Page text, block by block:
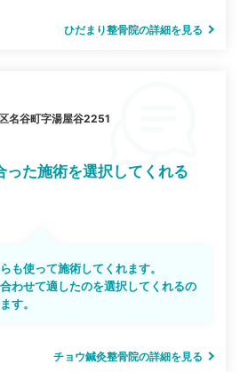
ひだまり整骨院の詳細を見る
名谷町字湯屋谷2251
った施術を選択してくれる
も使って施術してくれます。
わせて適したのを選択してくれるの
す。
チョウ鍼灸整骨院の詳細を見る